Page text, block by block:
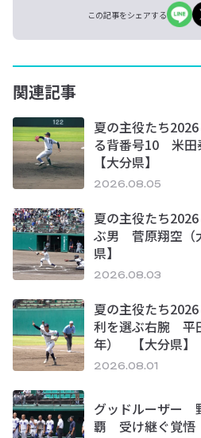
この記事をシェアする
関連記事
夏の主役たち
る背番号10 米田
【大分県】
2026.08.05
夏の主役たち
ぶ男 菅原翔空（
県】
2026.08.03
夏の主役たち
利を選ぶ右腕 平
年） 【大分県】
2026.08.01
グッドルーザー
覇 受け継ぐ覚悟